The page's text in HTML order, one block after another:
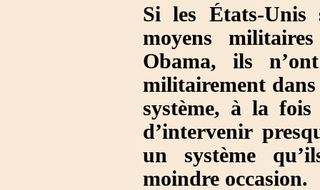
Si les États-Unis
moyens
Obama, ils
militairement dans
système, à la
d’intervenir
un système
moindre occasion.